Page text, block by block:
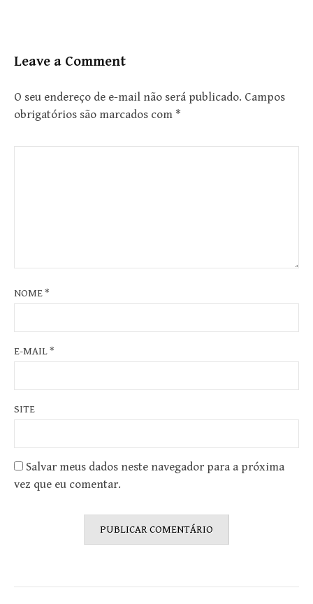
Leave a Comment
O seu endereço de e-mail não será publicado. Campos
obrigatórios são marcados com *
NOME*
E-MAIL*
SITE
Salvar meus dados neste navegador para a próxima
vez que eu comentar.